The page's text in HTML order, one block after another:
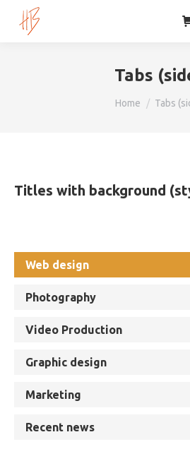
Tabs
Je bent hier:
Home Tabs
Titles with background
Web design
Photography
Video Production
Graphic design
Marketing
Recent news